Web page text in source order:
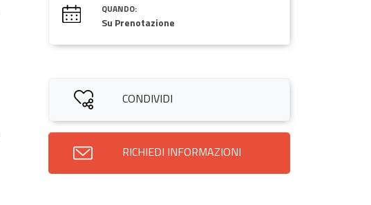
QUANDO:
Su Prenotazione
CONDIVIDI
RICHIEDI INFORMAZIONI